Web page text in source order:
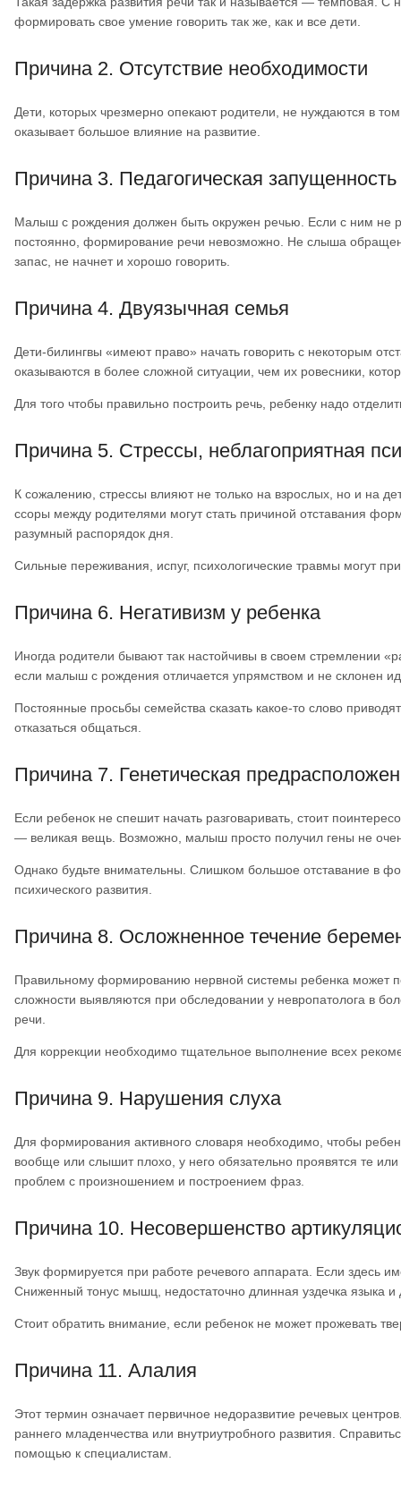
формировать свое умение говорить так же, как и все дети.
Причина 2. Отсутствие необходимости
Дети, которых чрезмерно опекают родители, не нуждаются в
оказывает большое влияние на развитие.
Причина 3. Педагогическая запущенность
Малыш с рождения должен быть окружен речью. Если с ним не
постоянно, формирование речи невозможно. Не слыша
запас, не начнет и хорошо говорить.
Причина 4. Двуязычная семья
Дети-билингвы «имеют право» начать говорить с некоторым
оказываются в более сложной ситуации, чем их ровесники,
Для того чтобы правильно построить речь, ребенку надо
Причина 5. Стрессы, неблагоприятная
К сожалению, стрессы влияют не только на взрослых, но и на
ссоры между родителями могут стать причиной отставания
разумный распорядок дня.
Сильные переживания, испуг, психологические травмы могут
Причина 6. Негативизм у ребенка
Иногда родители бывают так настойчивы в своем стремлении
если малыш с рождения отличается упрямством и не склонен
Постоянные просьбы семейства сказать какое-то слово
отказаться общаться.
Причина 7. Генетическая
Если ребенок не спешит начать разговаривать, стоит
— великая вещь. Возможно, малыш просто получил гены не
Однако будьте внимательны. Слишком большое отставание в
психического развития.
Причина 8. Осложненное течение
Правильному формированию нервной системы ребенка может
сложности выявляются при обследовании у невропатолога в
речи.
Для коррекции необходимо тщательное выполнение всех
Причина 9. Нарушения слуха
Для формирования активного словаря необходимо, чтобы
вообще или слышит плохо, у него обязательно проявятся те
проблем с произношением и построением фраз.
Причина 10. Несовершенство
Звук формируется при работе речевого аппарата. Если здесь
Сниженный тонус мышц, недостаточно длинная уздечка языка
Стоит обратить внимание, если ребенок не может прожевать
Причина 11. Алалия
Этот термин означает первичное недоразвитие речевых
раннего младенчества или внутриутробного развития.
помощью к специалистам.